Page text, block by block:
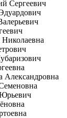
Сергеевич
Александровна